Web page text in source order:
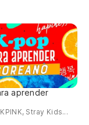
aprender
Stray Kids...